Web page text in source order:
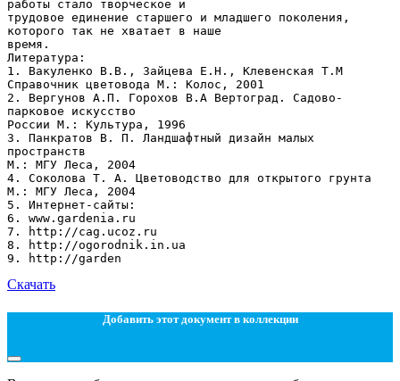
Скачать
Добавить этот документ в коллекции